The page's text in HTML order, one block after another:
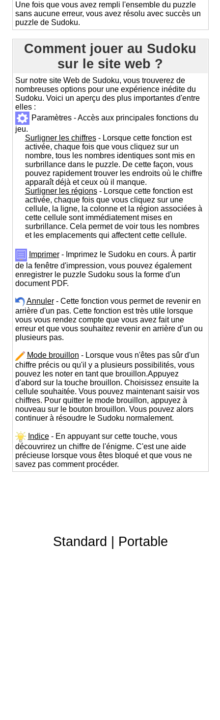
Une fois que vous avez rempli l'ensemble du puzzle
sans aucune erreur, vous avez résolu avec succès un
puzzle de Sudoku.
Comment jouer au Sudoku
sur le site web ?
Sur notre site Web de Sudoku, vous trouverez de
nombreuses options pour une expérience inédite du
Sudoku. Voici un aperçu des plus importantes d'entre
elles :
Paramètres - Accès aux principales fonctions du
jeu.
Surligner les chiffres- Lorsque cette fonction est
activée, chaque fois que vous cliquez sur un
nombre, tous les nombres identiques sont mis en
surbrillance dans le puzzle. De cette façon, vous
pouvez rapidement trouver les endroits où le chiffre
apparaît déjà et ceux où il manque.
Surligner les régions- Lorsque cette fonction est
activée, chaque fois que vous cliquez sur une
cellule, la ligne, la colonne et la région associées à
cette cellule sont immédiatement mises en
surbrillance. Cela permet de voir tous les nombres
et les emplacements qui affectent cette cellule.
Imprimer- Imprimez le Sudoku en cours. À partir
de la fenêtre d'impression, vous pouvez également
enregistrer le puzzle Sudoku sous la forme d'un
document PDF.
Annuler- Cette fonction vous permet de revenir en
arrière d'un pas. Cette fonction est très utile lorsque
vous vous rendez compte que vous avez fait une
erreur et que vous souhaitez revenir en arrière d'un ou
plusieurs pas.
Mode brouillon - Lorsque vous n'êtes pas sûr d'un
chiffre précis ou qu'il y a plusieurs possibilités, vous
pouvez les noter en tant que brouillon.Appuyez
d'abord sur la touche brouillon. Choisissez ensuite la
cellule souhaitée. Vous pouvez maintenant saisir vos
chiffres. Pour quitter le mode brouillon, appuyez à
nouveau sur le bouton brouillon. Vous pouvez alors
continuer à résoudre le Sudoku normalement.
Indice- En appuyant sur cette touche, vous
découvrirez un chiffre de l'énigme. C'est une aide
précieuse lorsque vous êtes bloqué et que vous ne
savez pas comment procéder.
Standard Portable